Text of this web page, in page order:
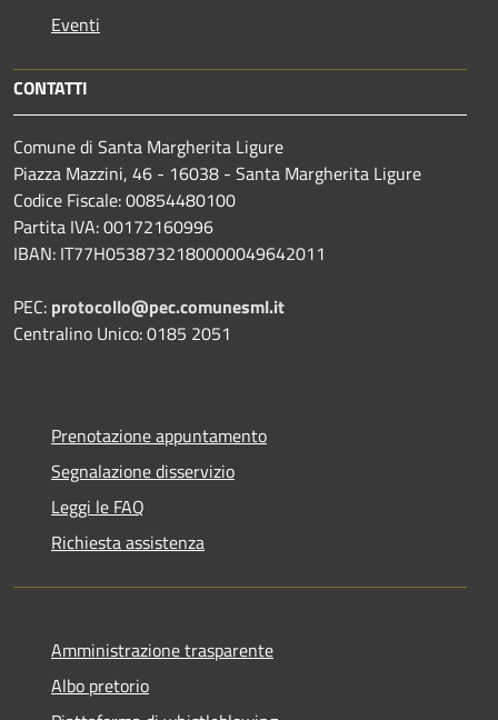
Eventi
CONTATTI
Comune di Santa Margherita Ligure
Piazza Mazzini, 46 - 16038 - Santa Margherita Ligure
Codice Fiscale: 00854480100
Partita IVA: 00172160996
IBAN: IT77H0538732180000049642011
PEC: protocollo@pec.comunesml.it
Centralino Unico: 0185 2051
Prenotazione appuntamento
Segnalazione disservizio
Leggi le FAQ
Richiesta assistenza
Amministrazione trasparente
Albo pretorio